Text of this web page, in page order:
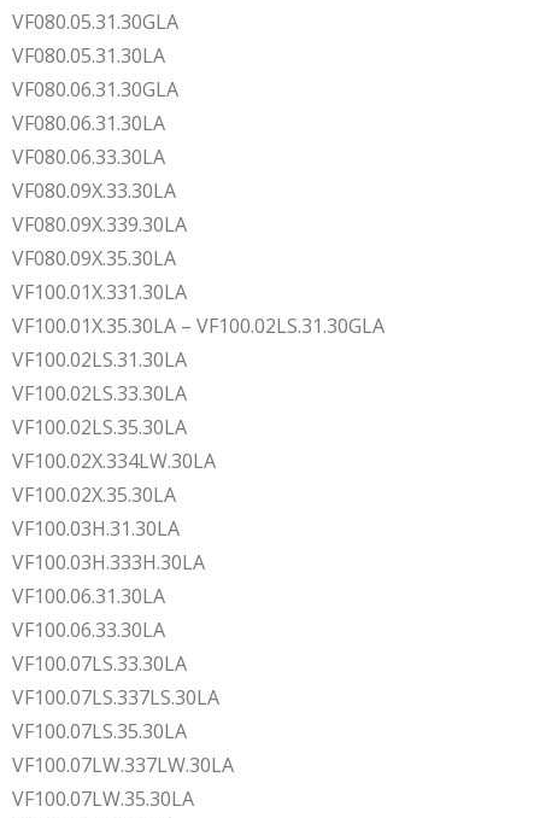
VF080.05.31.30GLA
VF080.05.31.30LA
VF080.06.31.30GLA
VF080.06.31.30LA
VF080.06.33.30LA
VF080.09X.33.30LA
VF080.09X.339.30LA
VF080.09X.35.30LA
VF100.01X.331.30LA
VF100.01X.35.30LA – VF100.02LS.31.30GLA
VF100.02LS.31.30LA
VF100.02LS.33.30LA
VF100.02LS.35.30LA
VF100.02X.334LW.30LA
VF100.02X.35.30LA
VF100.03H.31.30LA
VF100.03H.333H.30LA
VF100.06.31.30LA
VF100.06.33.30LA
VF100.07LS.33.30LA
VF100.07LS.337LS.30LA
VF100.07LS.35.30LA
VF100.07LW.337LW.30LA
VF100.07LW.35.30LA